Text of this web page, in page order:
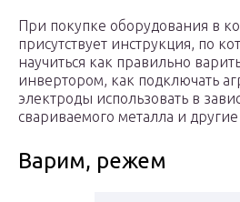
При покупке оборудования в
присутствует инструкция, по
научиться как правильно
инвертором, как подключать
электроды использовать в
свариваемого металла и
Варим, режем